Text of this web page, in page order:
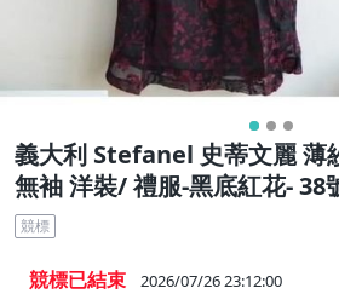
義大利 Stefanel 史蒂文麗 薄
無袖 洋裝/ 禮服-黑底紅花- 38
競標
競標已結束 2026/07/26 23:12:00